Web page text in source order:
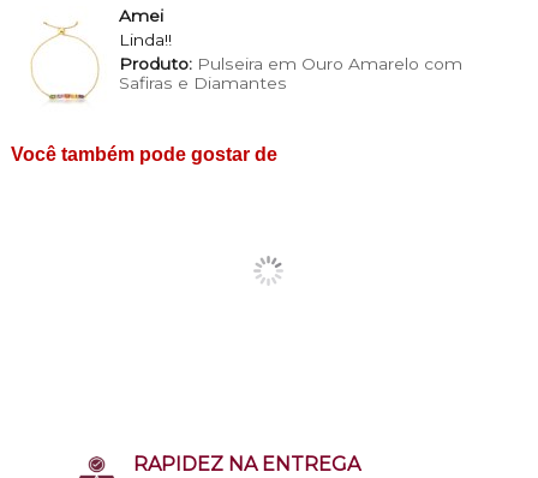
Amei
Linda!!
Produto:Pulseira em Ouro Amarelo com
Safiras e Diamantes
Você também pode gostar de
RAPIDEZ NA ENTREGA